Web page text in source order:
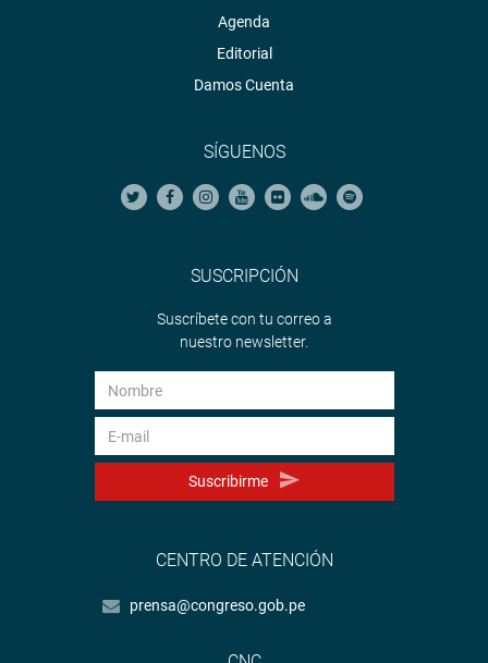
Agenda
Editorial
Damos Cuenta
SÍGUENOS
SUSCRIPCIÓN
Suscríbete con tu correo a
nuestro newsletter.
Suscribirme
CENTRO DE ATENCIÓN
prensa@congreso.gob.pe